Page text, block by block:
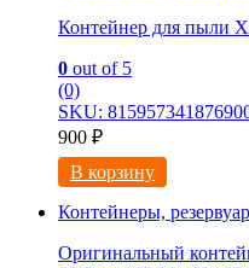
Контейнер для пыли
0 out of 5
(0)
SKU:
900 ₽
В корзину
Контейнеры,
Оригинальный